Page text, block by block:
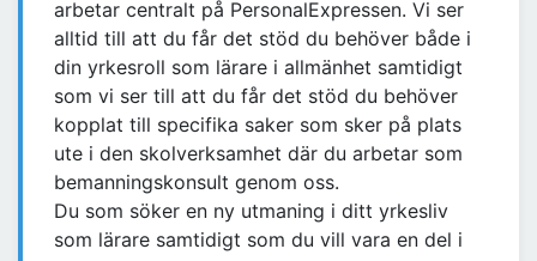
arbetar centralt på PersonalExpressen. Vi ser
alltid till att du får det stöd du behöver både i
din yrkesroll som lärare i allmänhet samtidigt
som vi ser till att du får det stöd du behöver
kopplat till specifika saker som sker på plats
ute i den skolverksamhet där du arbetar som
bemanningskonsult genom oss.
Du som söker en ny utmaning i ditt yrkesliv
som lärare samtidigt som du vill vara en del i